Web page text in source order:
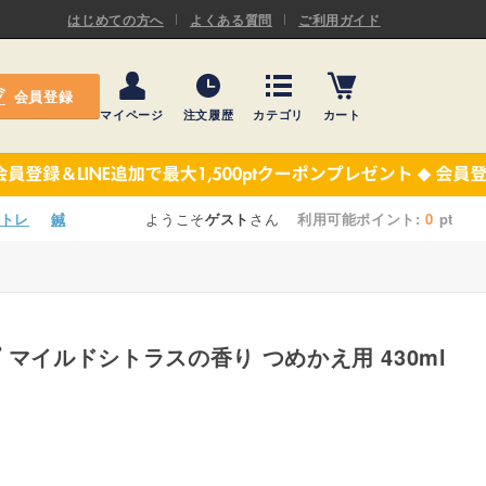
はじめての方へ よくある質問 ご利用ガイド
会員登録
マイページ 注文履歴 カテゴリ
ASキネシオロジーテープ
施術ベッド・マクラ
カート
レ 鍼 ようこそゲスト さん 利用可能ポイント:0 pt
機材・機材消耗品
テーピング
施術ベッド・マクラ
事務用品・日用品